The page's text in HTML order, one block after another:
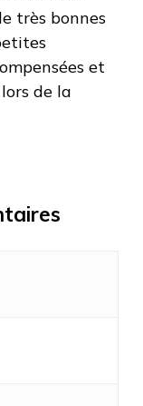
très bonnes
et
de la